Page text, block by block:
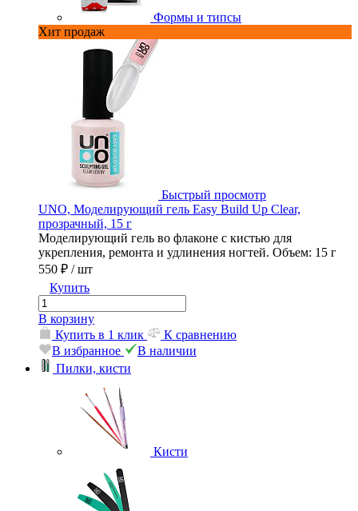
Формы и типсы
Хит продаж
Быстрый просмотр
UNO, Моделирующий гель Easy Build Up Clear,
прозрачный, 15 г
Моделирующий гель во флаконе с кистью для
укрепления, ремонта и удлинения ногтей. Объем: 15 г
550 ₽ / шт
Купить
В корзину
Купить в 1 клик
К сравнению
В избранное
В наличии
Пилки, кисти
Кисти